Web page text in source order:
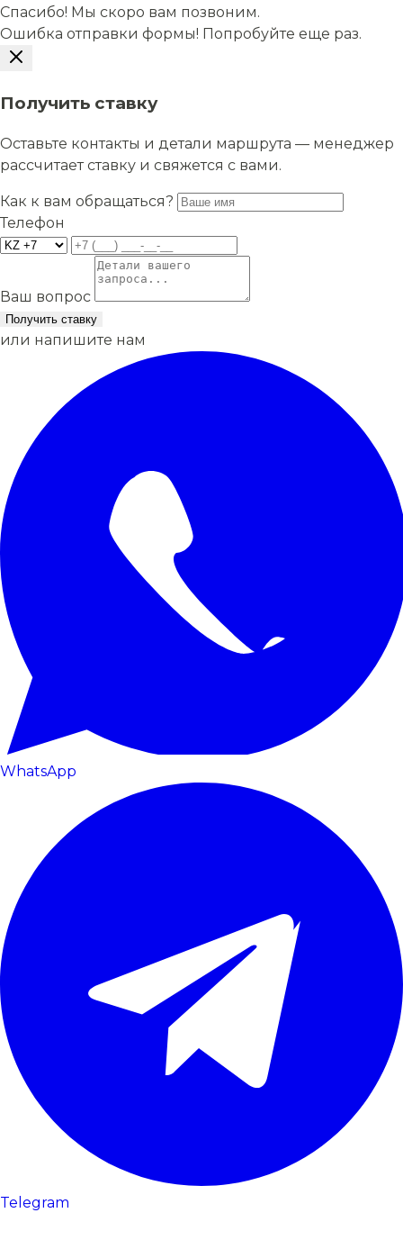
Спасибо! Мы скоро вам позвоним.
Ошибка отправки формы! Попробуйте еще раз.
Получить ставку
Оставьте контакты и детали маршрута — менеджер
рассчитает ставку и свяжется с вами.
Как к вам обращаться?
Телефон
Ваш вопрос
Получить ставку
или напишите нам
WhatsApp
Telegram